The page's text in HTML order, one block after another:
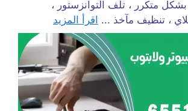
متكرر ، تلف التوانزستور ،
، تنظيف مآخذ ... اقرأ المزيد